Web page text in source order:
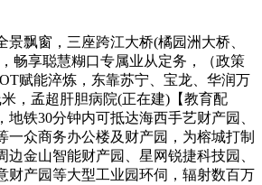
飘窗，三座跨江大桥(橘园洲大桥、
畅享聪慧糊口专属业从定务，（政策
赋能淬炼，东靠苏宁、宝龙、华润万
，孟超肝胆病院(正在建)【教育配
铁30分钟内可抵达海西手艺财产园、
一众商务办公楼及财产园，为榕城打制
边金山智能财产园、星网锐捷科技园、
财产园等大型工业园环伺，辐射数百万